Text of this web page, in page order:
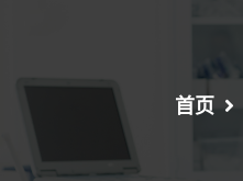
首页